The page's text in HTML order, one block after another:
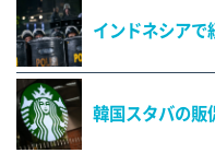
インドネシアで
韓国スタバの販